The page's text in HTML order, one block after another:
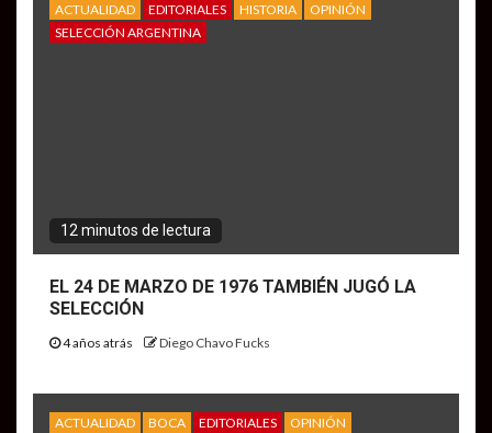
ACTUALIDAD EDITORIALES HISTORIA
OPINIÓN
SELECCIÓN ARGENTINA
12 minutos de lectura
EL 24 DE MARZO DE 1976 TAMBIÉN JUGÓ LA
SELECCIÓN
4 años atrás Diego Chavo Fucks
ACTUALIDAD BOCA EDITORIALES OPINIÓN